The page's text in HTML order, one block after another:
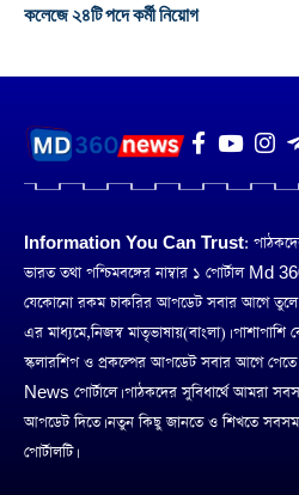
কলেজে ২৪টি পদে কর্মী নিয়োগ
Information You Can Trust:
ভারত তথা পশ্চিমবঙ্গের নাম্বার ১ পোর্টাল Md
যেকোনো রকম চাকরির আপডেট সবার আগে
এর মাধ্যমে,নিজস্ব মাতৃভাষায়(বাংলা)।
স্কলারশিপ ও প্রকল্পের আপডেট সবার আগে
News পোর্টালে। পাঠকদের সুবিধার্থে আমরা
আপডেট দিতে। নতুন কিছু জানতে ও শিখতে
পোর্টালটি।